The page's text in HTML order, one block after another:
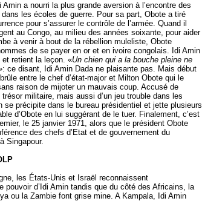
a nourri la plus grande aversion à l’encontre des
les écoles de guerre. Pour sa part, Obote a tiré
pour s’assurer le contrôle de l’armée. Quand il
au Congo, au milieu des années soixante, pour aider
à venir à bout de la rébellion muleliste, Obote
de se payer en or et en ivoire congolais. Idi Amin
retient la leçon. «Un chien qui a la bouche pleine ne
ce disant, Idi Amin Dada ne plaisante pas. Mais début
entre le chef d’état-major et Milton Obote qui le
raison de mijoter un mauvais coup. Accusé de
militaire, mais aussi d’un jeu trouble dans les
se précipite dans le bureau présidentiel et jette plusieurs
d’Obote en lui suggérant de le tuer. Finalement, c’est
le 25 janvier 1971, alors que le président Obote
des chefs d’Etat et de gouvernement du
Singapour.
les États-Unis et Israël reconnaissent
pouvoir d’Idi Amin tandis que du côté des Africains, la
ou la Zambie font grise mine. A Kampala, Idi Amin